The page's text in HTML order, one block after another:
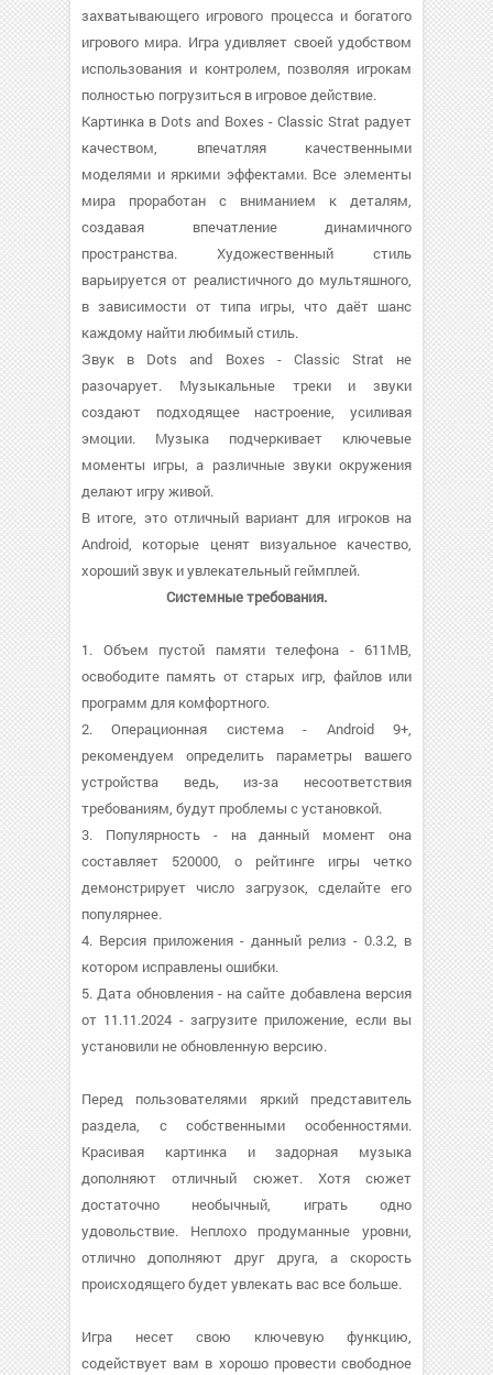
захватывающего игрового процесса и богатого
игрового мира. Игра удивляет своей удобством
использования и контролем, позволяя игрокам
полностью погрузиться в игровое действие.
Картинка в Dots and Boxes - Classic Strat радует
качеством, впечатляя качественными
моделями и яркими эффектами. Все элементы
мира проработан с вниманием к деталям,
создавая впечатление динамичного
пространства. Художественный стиль
варьируется от реалистичного до мультяшного,
в зависимости от типа игры, что даёт шанс
каждому найти любимый стиль.
Звук в Dots and Boxes - Classic Strat не
разочарует. Музыкальные треки и звуки
создают подходящее настроение, усиливая
эмоции. Музыка подчеркивает ключевые
моменты игры, а различные звуки окружения
делают игру живой.
В итоге, это отличный вариант для игроков на
Android, которые ценят визуальное качество,
хороший звук и увлекательный геймплей.
Системные требования.
1. Объем пустой памяти телефона - 611MB,
освободите память от старых игр, файлов или
программ для комфортного.
2. Операционная система - Android 9+,
рекомендуем определить параметры вашего
устройства ведь, из-за несоответствия
требованиям, будут проблемы с установкой.
3. Популярность - на данный момент она
составляет 520000, о рейтинге игры четко
демонстрирует число загрузок, сделайте его
популярнее.
4. Версия приложения - данный релиз - 0.3.2, в
котором исправлены ошибки.
5. Дата обновления - на сайте добавлена версия
от 11.11.2024 - загрузите приложение, если вы
установили не обновленную версию.
Перед пользователями яркий представитель
раздела, с собственными особенностями.
Красивая картинка и задорная музыка
дополняют отличный сюжет. Хотя сюжет
достаточно необычный, играть одно
удовольствие. Неплохо продуманные уровни,
отлично дополняют друг друга, а скорость
происходящего будет увлекать вас все больше.
Игра несет свою ключевую функцию,
содействует вам в хорошо провести свободное